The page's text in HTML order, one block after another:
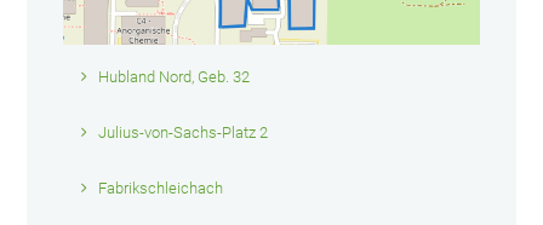
Hubland Nord, Geb. 32
Julius-von-Sachs-Platz 2
Fabrikschleichach